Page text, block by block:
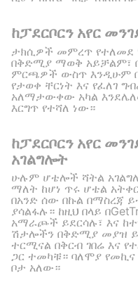
ከፓደርቦርን አየር
ታክሲዎች መምረጥ የተለመደ
በቅድሚያ ማወቅ አይቻልም፣
ምርጫዎች ውስጥ እንዲሁም
የታወቀ ቸርነት እና የፈለገ
አለማታውቀው አካል
እርግጥ የተሻለ ነው።
ከፓደርቦርን አየር
አገልግሎት
ሁሉም ሆቴሎች ሻትል
ማለት ከሆነ ጥሩ ሆቴል
በአንድ ሰው በኩል በማስረጃ
ያሳልፋሉ። ከዚህ በላይ
አማራጮች ይደርሳሉ፣ እና
ሽታሎችን በቅድሚያ መያዝ
ተርሚናል በቅርብ ገበሬ እና
ጋር ተመካቹ። ባለሞያ የመኪና
ቦታ አለው።